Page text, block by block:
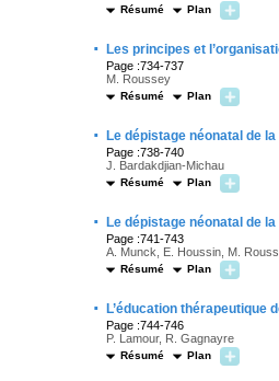
Résumé Plan
· Les principes et
Page :734-737
M. Roussey
Résumé Plan
· Le dépistage néonatal de
Page :738-740
J. Bardakdjian-Michau
Résumé Plan
· Le dépistage néonatal de
Page :741-743
A. Munck, E. Houssin, M.
Résumé Plan
· L’éducation thérapeutique
Page :744-746
P. Lamour, R. Gagnayre
Résumé Plan